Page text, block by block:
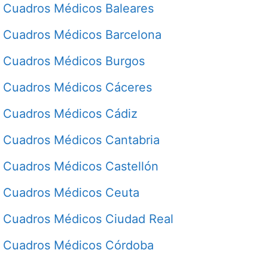
Cuadros Médicos Baleares
Cuadros Médicos Barcelona
Cuadros Médicos Burgos
Cuadros Médicos Cáceres
Cuadros Médicos Cádiz
Cuadros Médicos Cantabria
Cuadros Médicos Castellón
Cuadros Médicos Ceuta
Cuadros Médicos Ciudad Real
Cuadros Médicos Córdoba